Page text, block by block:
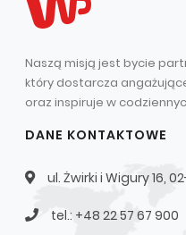
Walne zgromadzenie
Dobre praktyki
Polityka wynagrodzeń
Naszą misją jest bycie
który dostarcza
oraz inspiruje w
DANE KONTAKTOWE
ul. Żwirki i Wigury 16,
tel.: +48 22 57 67 900